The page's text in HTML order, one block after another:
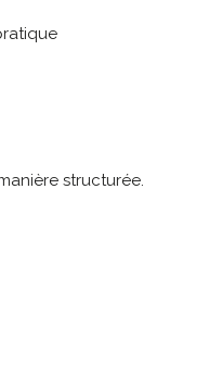
structurée.